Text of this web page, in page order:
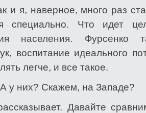
и я, наверное, много раз
специально. Что идет
населения.
воспитание идеального
легче, и все такое.
у них? Скажем, на Западе?
Давайте